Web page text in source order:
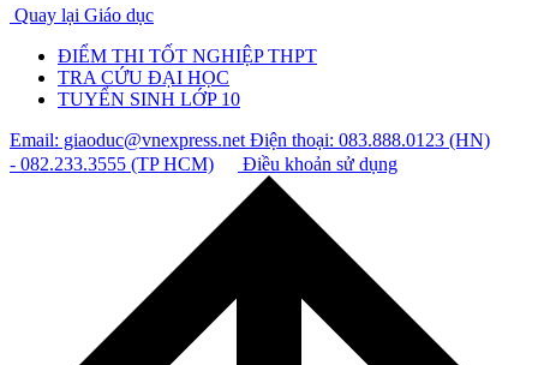
Quay lại Giáo dục
ĐIỂM THI TỐT NGHIỆP THPT
TRA CỨU ĐẠI HỌC
TUYỂN SINH LỚP 10
Email: giaoduc@vnexpress.netĐiện thoại: 083.888.0123 (HN)
- 082.233.3555 (TP HCM)
Điều khoản sử dụng